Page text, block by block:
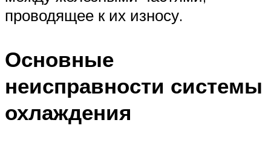
проводящее к их износу.
Основные
неисправности системы
охлаждения